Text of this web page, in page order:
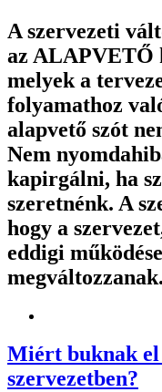
A szervezeti
az ALAPVETŐ
melyek a
folyamathoz
alapvető szót
Nem
kapirgálni, ha
szeretnénk. A
hogy a
eddigi
Miért buknak el
szervezetben?